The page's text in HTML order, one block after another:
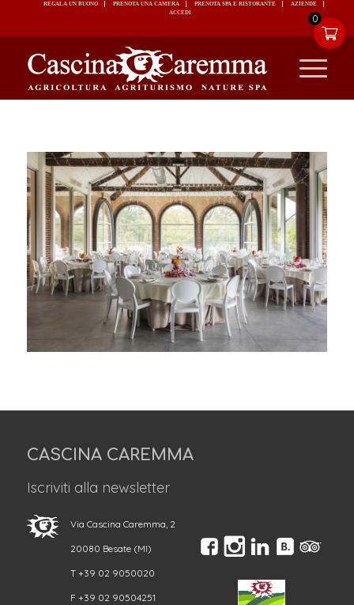
0
REGALA UN BUONO PRENOTA UNA CAMERA PRENOTA SPA E RISTORANTE
CASCINA CAREMMA
Iscriviti alla newsletter
Via Cascina Caremma, 2
20080 Besate (MI)
T +39 02 9050020
F +39 02 90504251